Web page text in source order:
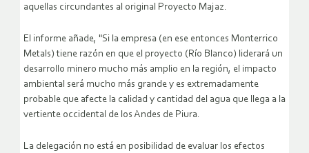
aquellas circundantes al original Proyecto Majaz.
El informe añade, "Si la empresa (en ese entonces Monterrico
Metals) tiene razón en que el proyecto (Río Blanco) liderará un
desarrollo minero mucho más amplio en la región, el impacto
ambiental será mucho más grande y es extremadamente
probable que afecte la calidad y cantidad del agua que llega a la
vertiente occidental de los Andes de Piura.
La delegación no está en posibilidad de evaluar los efectos